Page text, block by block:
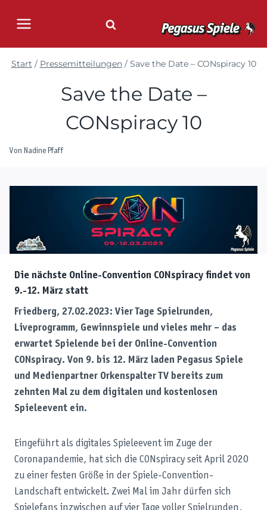
Inhalt
Start / Pressemitteilungen / Save the Date – CONspiracy 10
Save the Date –
CONspiracy 10
Von Nadine Pfaff
Die nächste Online-Convention CONspiracy findet von
9.-12. März statt
Friedberg, 27.02.2023: Vier Tage Spielrunden,
Liveprogramm, Gewinnspiele und vieles mehr – das
erwartet Spielende bei der Online-Convention
CONspiracy. Von 9. bis 12. März laden Pegasus Spiele
und Medienpartner Orkenspalter TV bereits zum
zehnten Mal zu dem digitalen und kostenlosen
Spieleevent ein.
Eingeführt als digitales Spieleevent im Zuge der
Coronapandemie, hat sich die CONspiracy seit April 2020
zu einer festen Größe in der Spiele-Convention-
Landschaft entwickelt. Zwei Mal im Jahr dürfen sich
Spielefans inzwischen auf vier Tage voller Spielrunden,